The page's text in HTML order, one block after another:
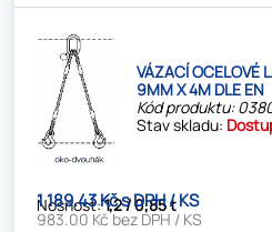
VÁZACÍ OCELOVÉ
9MM X 4M DLE EN
Kód produktu:
Stav skladu:
Nosnost:1,2 / 0,85 t
1 189.43 Kč s DPH / KS
983.00 Kč bez DPH / KS